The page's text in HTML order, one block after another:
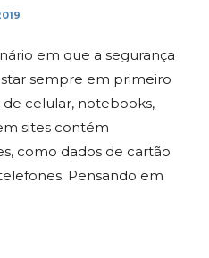
em que a segurança
sempre em primeiro
de celular, notebooks,
sites contém
como dados de cartão
Pensando em